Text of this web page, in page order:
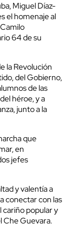
Miguel Díaz-
el homenaje al
64 de su
la Revolución
del Gobierno,
de las
héroe, y a
junto a la
que
en
jefes
y valentía a
conectar con las
cariño popular y
Che Guevara.